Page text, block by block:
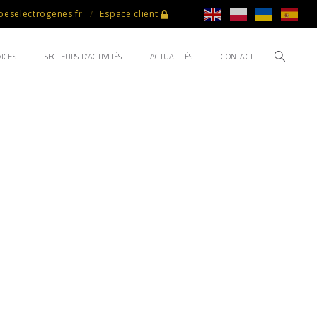
Espace client
SECTEURS D’ACTIVITÉS ACTUALITÉS CONTACT